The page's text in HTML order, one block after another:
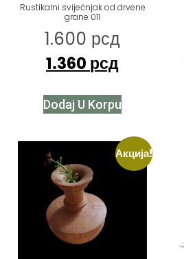
Rustikalni svijećnjak od drvene
grane 011
1.600 рсд
1.360 рсд
Dodaj U Korpu
Акција!